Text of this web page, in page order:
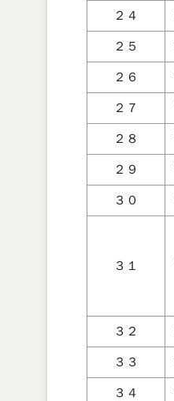
２４
２５
２６
２７
２８
２９
３０
３１
３２
３３
３４